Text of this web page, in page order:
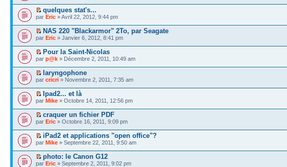
quelques stat's...
par Eric » Avril 22, 2012, 9:44 pm
NAS 220 "Blackarmor" 2To, par Seagate
par Eric » Janvier 6, 2012, 8:41 pm
Pour la Saint-Nicolas
par p@k » Décembre 2, 2011, 10:49 am
laryngophone
par cricri » Novembre 2, 2011, 7:35 am
Ipad2... et là
par Mike » Octobre 14, 2011, 12:56 pm
craquer un fichier PDF
par Eric » Octobre 16, 2011, 9:09 pm
iPad2 et applications "open office"?
par Mike » Septembre 22, 2011, 9:50 am
photo: le Canon G12
par Eric » Septembre 2, 2011, 9:02 pm